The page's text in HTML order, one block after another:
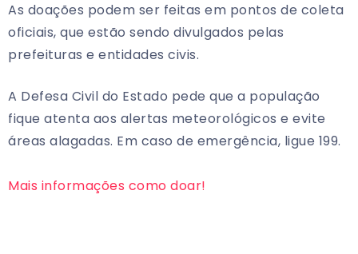
As doações podem ser feitas em pontos de coleta
oficiais, que estão sendo divulgados pelas
prefeituras e entidades civis.
A Defesa Civil do Estado pede que a população
fique atenta aos alertas meteorológicos e evite
áreas alagadas. Em caso de emergência, ligue 199.
Mais informações como doar!